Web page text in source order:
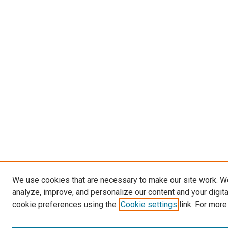
We use cookies that are necessary to make our site work.
analyze, improve, and personalize our content and your
cookie preferences using the Cookie settings link. For